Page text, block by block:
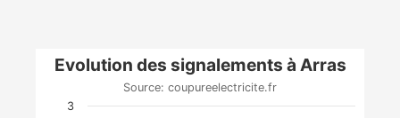
Evolution des signalements à Arras
Source: coupureelectricite.fr
3